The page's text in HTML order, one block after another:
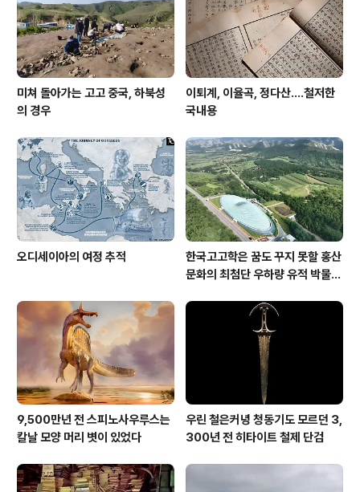
하였다. 이를 이상하게 생각한 관리가 [그] 밤을 가져다가
조사해보았더니 한 개가 ..
미쳐 돌아가는 고고 중국, 하북성
의 경우
이퇴계, 이율곡, 정다산....철저한
국내용
오디세이아의 여정 추적
한국고고학은 꿈도 꾸지 못할 홍산
문화의 최첨단 우하량 유적 박물관
9,500만년 전 스피노사우루스는
칼날 모양 머리 볏이 있었다
우린 철은커녕 청동기도 모르던 3,
300년 전 히타이트 철제 단검